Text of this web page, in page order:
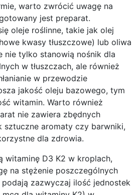
warto zwrócić uwagę na
jest preparat.
oleje roślinne, takie jak olej
kwasy tłuszczowe) lub oliwa
nie tylko stanowią nośnik dla
w tłuszczach, ale również
w przewodzie
jakość oleju bazowego, tym
witamin. Warto również
nie zawiera zbędnych
sztuczne aromaty czy barwniki,
dla zdrowia.
witaminę D3 K2 w kroplach,
na stężenie poszczególnych
zazwyczaj ilość jednostek